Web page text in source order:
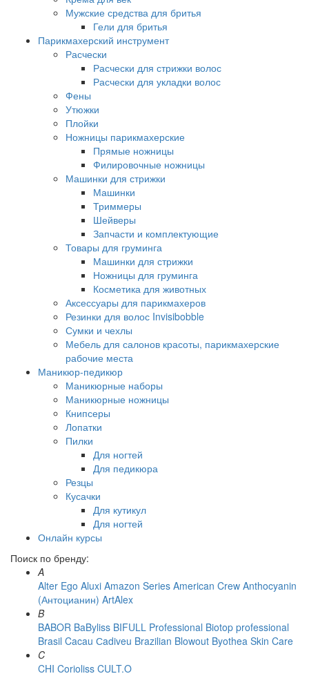
Мужские средства для бритья
Гели для бритья
Парикмахерский инструмент
Расчески
Расчески для стрижки волос
Расчески для укладки волос
Фены
Утюжки
Плойки
Ножницы парикмахерские
Прямые ножницы
Филировочные ножницы
Машинки для стрижки
Машинки
Триммеры
Шейверы
Запчасти и комплектующие
Товары для груминга
Машинки для стрижки
Ножницы для груминга
Косметика для животных
Аксессуары для парикмахеров
Резинки для волос Invisibobble
Сумки и чехлы
Мебель для салонов красоты, парикмахерские
рабочие места
Маникюр-педикюр
Маникюрные наборы
Маникюрные ножницы
Книпсеры
Лопатки
Пилки
Для ногтей
Для педикюра
Резцы
Кусачки
Для кутикул
Для ногтей
Онлайн курсы
Поиск по бренду:
A
Alter Ego Aluxi Amazon Series American Crew Anthocyanin
(Антоцианин) ArtAlex
B
BABOR BaByliss BIFULL Professional Biotop professional
Brasil Cacau Сadiveu Brazilian Blowout Byothea Skin Care
C
CHI Corioliss CULT.O